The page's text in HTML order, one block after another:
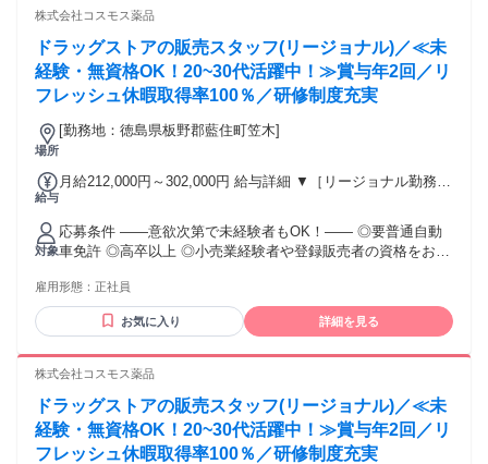
者)) 309,300円～376,200円 （39ｈ分時間外手当含む。実際の
残業時間22ｈ） ※赴任住宅手当3万円込み（家賃6万円の物件
入居の場合） 勤務形態やエリアによって異なります。 詳細に
ついては【勤務地範囲と給与について】をご確認ください。
株式会社コスモス薬品
ドラッグストアの販売スタッフ(リージョナル)／≪未
経験・無資格OK！20~30代活躍中！≫賞与年2回／リ
フレッシュ休暇取得率100％／研修制度充実
場所
[勤務地：徳島県板野郡藍住町笠木]
給与
月給212,000円～302,000円 給与詳細 ▼［リージョナル勤務］
（残業時間 月2h程度） 247,000円～277,000円 【スキルアッ
プコース】早期キャリアアップを目指したい方向け 271,000円
～317,600円 （15ｈ分時間外手当含む。実際の残業時間11
ｈ） ※赴任住宅手当3万円込み（家賃6万円の物件入居の場
344,300円 （29ｈ分時間外手当含む。実際の残業時間16.5ｈ）
※赴任住宅手当3万円込み（家賃6万円の物件入居の場合）
【経験者B】小売業で店長・マネジメント職経験者(登録販売
者)) 309,300円～376,200円 （39ｈ分時間外手当含む。実際の
残業時間22ｈ） ※赴任住宅手当3万円込み（家賃6万円の物件
入居の場合） 勤務形態やエリアによって異なります。 詳細に
ついては【勤務地範囲と給与について】をご確認ください。
対象
応募条件 ――意欲次第で未経験者もOK！―― ◎要普通自動
車免許 ◎高卒以上 ◎小売業経験者や登録販売者の資格をお持
後、資格取得を目指すことも可能。研修や講習会もあり。 ※
同業界からの転職者が増えてきており、入社後活躍に繋がっ
ています。もちろん異業界からの応募や、第二新卒者も含め
雇用形態： 正社員
お気に入り 詳細を見る
株式会社コスモス薬品
ドラッグストアの販売スタッフ(リージョナル)／≪未
経験・無資格OK！20~30代活躍中！≫賞与年2回／リ
フレッシュ休暇取得率100％／研修制度充実